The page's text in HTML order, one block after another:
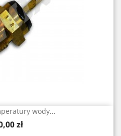
wody...
zł